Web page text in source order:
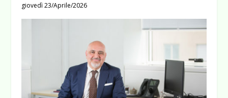
giovedì 23/Aprile/2026